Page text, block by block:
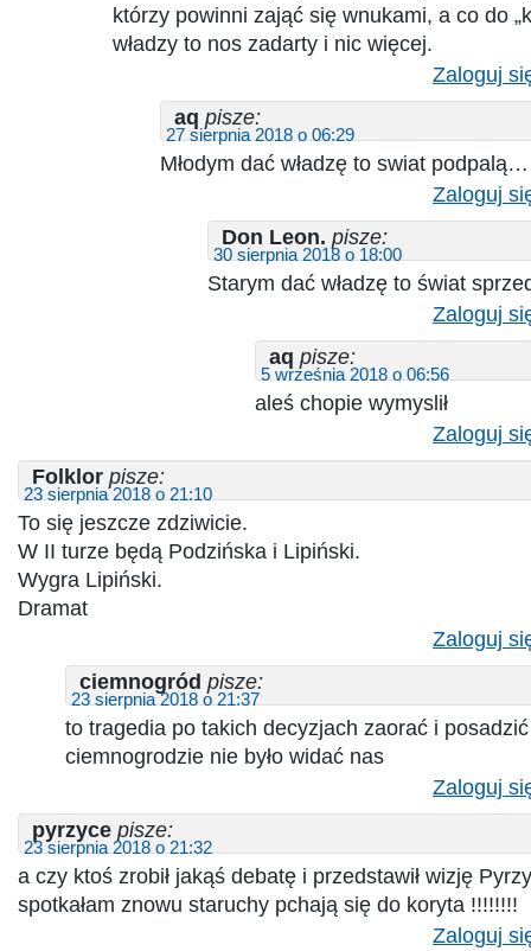
którzy powinni zająć się wnukami, a co do
władzy to nos zadarty i nic więcej.
Zaloguj
aq pisze:
27 sierpnia 2018 o 06:29
Młodym dać władzę to swiat podpalą…
Zaloguj
Don Leon. pisze:
30 sierpnia 2018 o 18:00
Starym dać władzę to świat
Zaloguj
aq pisze:
5 września 2018 o 06:56
aleś chopie wymyslił
Zaloguj
Folklor pisze:
23 sierpnia 2018 o 21:10
To się jeszcze zdziwicie.
W II turze będą Podzińska i Lipiński.
Wygra Lipiński.
Dramat
Zaloguj
ciemnogród pisze:
23 sierpnia 2018 o 21:37
to tragedia po takich decyzjach zaorać i
ciemnogrodzie nie było widać nas
Zaloguj
pyrzyce pisze:
23 sierpnia 2018 o 21:32
a czy ktoś zrobił jakąś debatę i przedstawił wizję
spotkałam znowu staruchy pchają się do koryta !!!!!!!!
Zaloguj